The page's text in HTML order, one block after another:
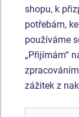
Produkt - KTA-
Kreslicí tabule
oboustranná
KTA6120K -
shopu, k
potřebám,
používáme
„Přijímám“
zážitek z